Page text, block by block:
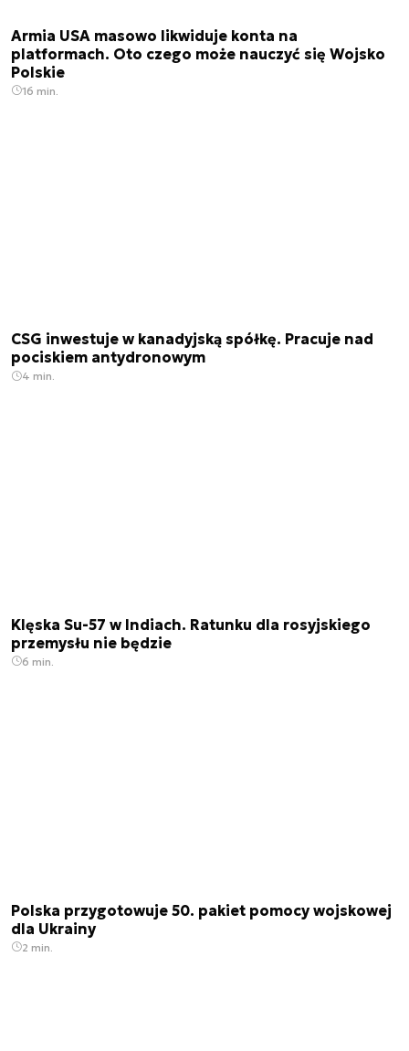
Armia USA masowo likwiduje konta na
platformach. Oto czego może nauczyć się Wojsko
Polskie
16 min.
CSG inwestuje w kanadyjską spółkę. Pracuje nad
pociskiem antydronowym
4 min.
Klęska Su-57 w Indiach. Ratunku dla rosyjskiego
przemysłu nie będzie
6 min.
Polska przygotowuje 50. pakiet pomocy wojskowej
dla Ukrainy
2 min.